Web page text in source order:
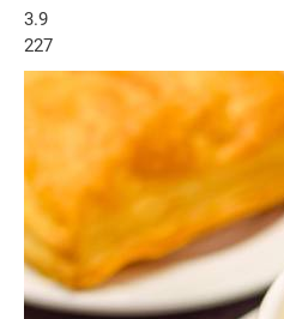
3.9
227